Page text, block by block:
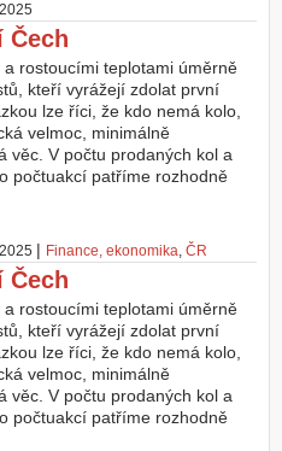
Čech
rostoucími teplotami úměrně
kteří vyrážejí zdolat první
lze říci, že kdo nemá kolo,
velmoc, minimálně
věc. V počtu prodaných kol a
počtuakcí patříme rozhodně
| Finance, ekonomika, ČR
Čech
rostoucími teplotami úměrně
kteří vyrážejí zdolat první
lze říci, že kdo nemá kolo,
velmoc, minimálně
věc. V počtu prodaných kol a
počtuakcí patříme rozhodně